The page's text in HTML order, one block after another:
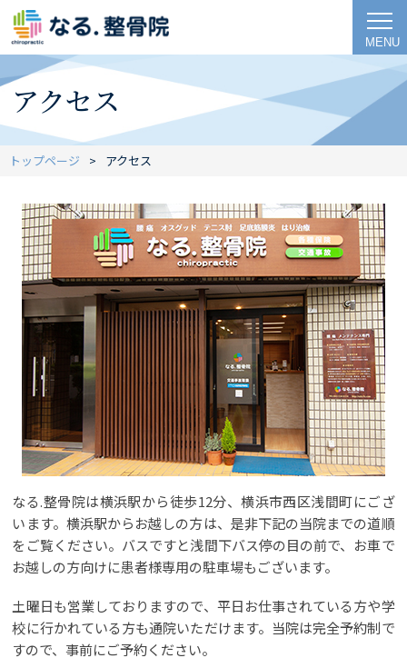
MENU
アクセス
トップページ アクセス
なる.整骨院は横浜駅から徒歩12分、横浜市西区浅間町にござ
います。横浜駅からお越しの方は、是非下記の当院までの道順
をご覧ください。バスですと浅間下バス停の目の前で、お車で
お越しの方向けに患者様専用の駐車場もございます。
土曜日も営業しておりますので、平日お仕事されている方や学
校に行かれている方も通院いただけます。当院は完全予約制で
すので、事前にご予約ください。